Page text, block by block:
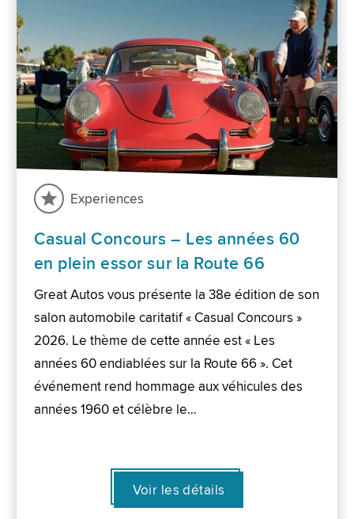
Experiences
Casual Concours – Les années 60
en plein essor sur la Route 66
Great Autos vous présente la 38e édition de son
salon automobile caritatif « Casual Concours »
2026. Le thème de cette année est « Les
années 60 endiablées sur la Route 66 ». Cet
événement rend hommage aux véhicules des
années 1960 et célèbre le…
Voir les détails